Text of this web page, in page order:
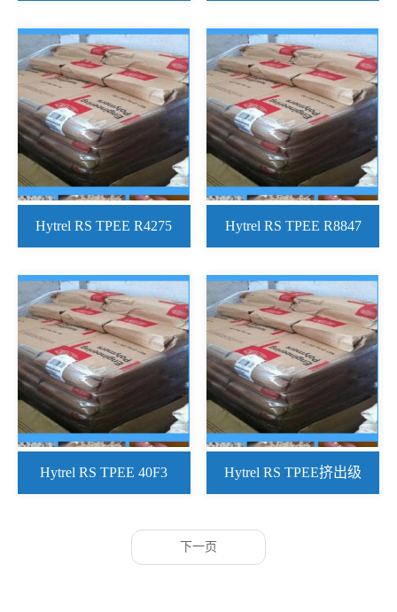
Hytrel RS TPEE R4275 Hytrel RS TPEE R8847
Hytrel RS TPEE 40F3 Hytrel RS TPEE挤出级
下一页